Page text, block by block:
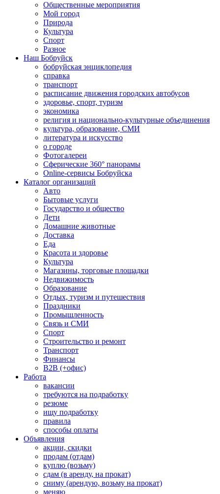
Общественные мероприятия
Мой город
Природа
Культура
Спорт
Разное
Наш Бобруйск
бобруйская энциклопедия
справка
транспорт
расписание движения городских автобусов
здоровье, спорт, туризм
экономика
религия и национально-культурные объединения
культура, образование, СМИ
литература и искусство
о городе
Фотогалереи
Сферические 360° панорамы
Online-сервисы Бобруйска
Каталог организаций
Авто
Бытовые услуги
Государство и общество
Дети
Домашние животные
Доставка
Еда
Красота и здоровье
Культура
Магазины, торговые площадки
Недвижимость
Образование
Отдых, туризм и путешествия
Праздники
Промышленность
Связь и СМИ
Спорт
Строительство и ремонт
Транспорт
Финансы
B2B (+офис)
Работа
вакансии
требуются на подработку
резюме
ищу подработку
правила
способы оплаты
Объявления
акции, скидки
продам (отдам)
куплю (возьму)
сдам (в аренду, на прокат)
сниму (арендую, возьму на прокат)
меняю